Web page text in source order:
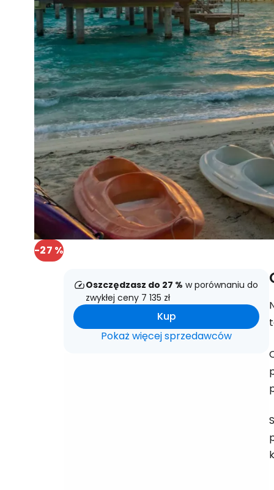
-27 %
Oszczędzasz do 27 % w porównaniu do
zwykłej ceny 7 135 zł
Kup
Pokaż więcej sprzedawców